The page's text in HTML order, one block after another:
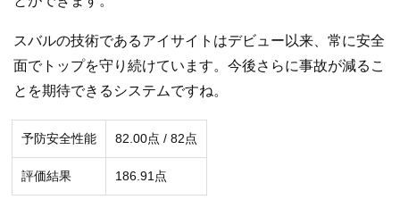
スバルの技術であるアイサイトはデビュー以来、常に安全
面でトップを守り続けています。今後さらに事故が減るこ
とを期待できるシステムですね。
予防安全性能 82.00点 / 82点
評価結果 186.91点